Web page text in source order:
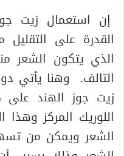
إن استعمال زيت
القدرة على
الذي يتكون الشعر
التالف. وهنا يأتي
زيت جوز الهند
اللوريك المركز وهذا
الشعر ويمكن من